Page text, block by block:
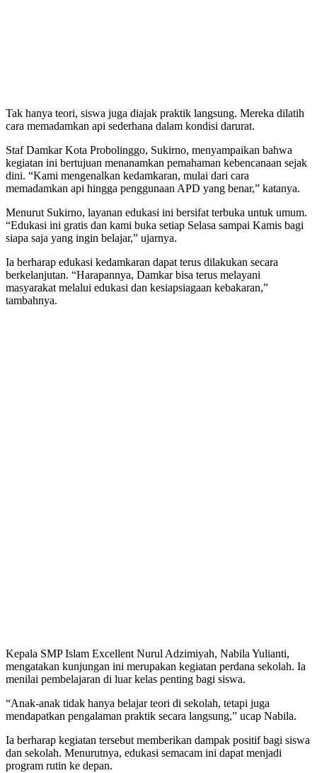
Tak hanya teori, siswa juga diajak praktik langsung. Mereka dilatih
cara memadamkan api sederhana dalam kondisi darurat.
Staf Damkar Kota Probolinggo, Sukirno, menyampaikan bahwa
kegiatan ini bertujuan menanamkan pemahaman kebencanaan sejak
dini. “Kami mengenalkan kedamkaran, mulai dari cara
memadamkan api hingga penggunaan APD yang benar,” katanya.
Menurut Sukirno, layanan edukasi ini bersifat terbuka untuk umum.
“Edukasi ini gratis dan kami buka setiap Selasa sampai Kamis bagi
siapa saja yang ingin belajar,” ujarnya.
Ia berharap edukasi kedamkaran dapat terus dilakukan secara
berkelanjutan. “Harapannya, Damkar bisa terus melayani
masyarakat melalui edukasi dan kesiapsiagaan kebakaran,”
tambahnya.
Kepala SMP Islam Excellent Nurul Adzimiyah, Nabila Yulianti,
mengatakan kunjungan ini merupakan kegiatan perdana sekolah. Ia
menilai pembelajaran di luar kelas penting bagi siswa.
“Anak-anak tidak hanya belajar teori di sekolah, tetapi juga
mendapatkan pengalaman praktik secara langsung,” ucap Nabila.
Ia berharap kegiatan tersebut memberikan dampak positif bagi siswa
dan sekolah. Menurutnya, edukasi semacam ini dapat menjadi
program rutin ke depan.